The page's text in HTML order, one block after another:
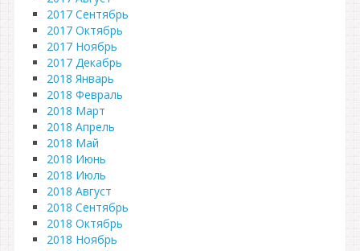
2017 Сентябрь
2017 Октябрь
2017 Ноябрь
2017 Декабрь
2018 Январь
2018 Февраль
2018 Март
2018 Апрель
2018 Май
2018 Июнь
2018 Июль
2018 Август
2018 Сентябрь
2018 Октябрь
2018 Ноябрь